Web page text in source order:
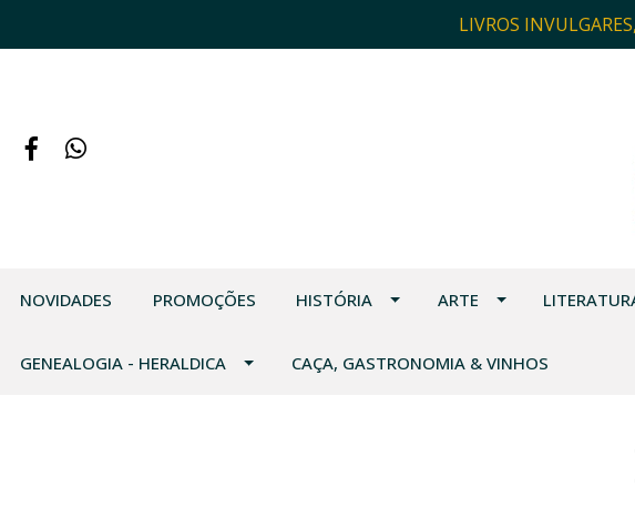
LIVROS
NOVIDADES PROMOÇÕES HISTÓRIA ARTE
GENEALOGIA - HERALDICA CAÇA, GASTRONOMIA & VINHOS